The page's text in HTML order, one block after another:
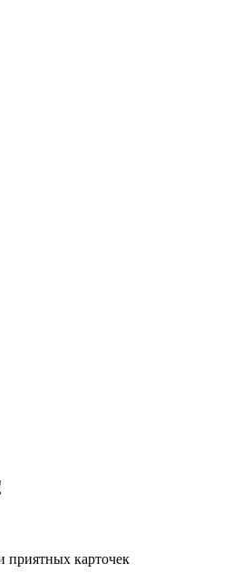
карточек